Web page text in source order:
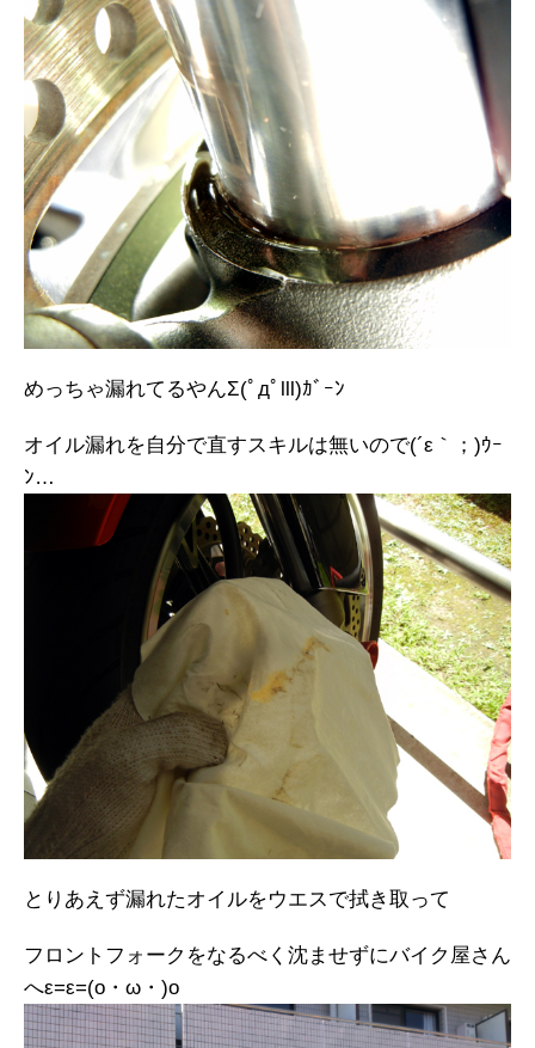
めっちゃ漏れてるやんΣ(ﾟдﾟlll)ｶﾞｰﾝ
オイル漏れを自分で直すスキルは無いので(´ε｀；)ｳｰ
ﾝ…
とりあえず漏れたオイルをウエスで拭き取って
フロントフォークをなるべく沈ませずにバイク屋さん
へε=ε=(o・ω・)o